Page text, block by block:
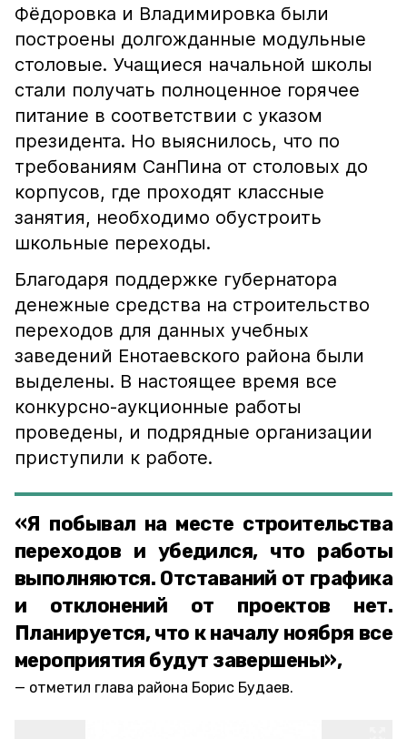
Фёдоровка и Владимировка были
построены долгожданные модульные
столовые. Учащиеся начальной школы
стали получать полноценное горячее
питание в соответствии с указом
президента. Но выяснилось, что по
требованиям СанПина от столовых до
корпусов, где проходят классные
занятия, необходимо обустроить
школьные переходы.
Благодаря поддержке губернатора
денежные средства на строительство
переходов для данных учебных
заведений Енотаевского района были
выделены. В настоящее время все
конкурсно-аукционные работы
проведены, и подрядные организации
приступили к работе.
«Я побывал на месте строительства
переходов и убедился, что работы
выполняются. Отставаний от графика
и отклонений от проектов нет.
Планируется, что к началу ноября все
мероприятия будут завершены»,
отметил глава района Борис Будаев.